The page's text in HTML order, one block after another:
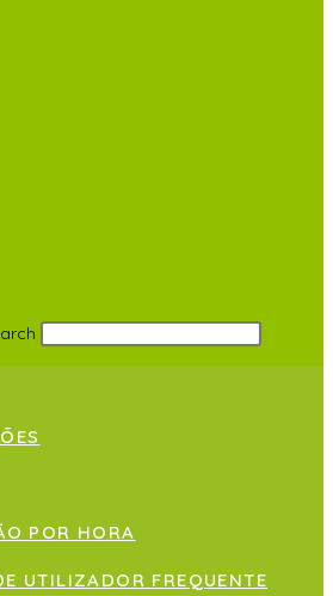
POR HORA
UTILIZADOR FREQUENTE